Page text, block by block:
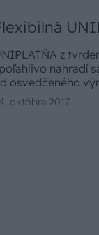
z
nahradí
osvedčeného
a
exteriéri.
októbra 2017